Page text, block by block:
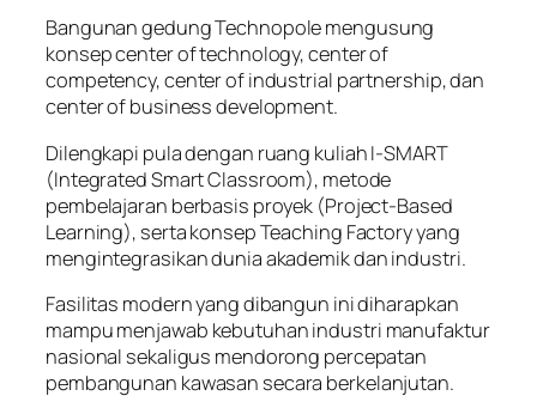
Bangunan gedung Technopole mengusung
konsep center of technology, center of
competency, center of industrial partnership, dan
center of business development.
Dilengkapi pula dengan ruang kuliah I-SMART
(Integrated Smart Classroom), metode
pembelajaran berbasis proyek (Project-Based
Learning), serta konsep Teaching Factory yang
mengintegrasikan dunia akademik dan industri.
Fasilitas modern yang dibangun ini diharapkan
mampu menjawab kebutuhan industri manufaktur
nasional sekaligus mendorong percepatan
pembangunan kawasan secara berkelanjutan.